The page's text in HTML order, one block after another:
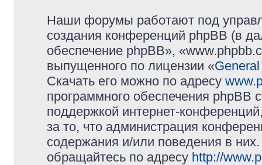
Наши форумы работают под
создания конференций phpBB (в
обеспечение phpBB»,
выпущенного по лицензии «
Скачать его можно по адресу
программного обеспечения phpBB
поддержкой интернет-
за то, что администрация
содержания и/или поведения в
обращайтесь по адресу http://